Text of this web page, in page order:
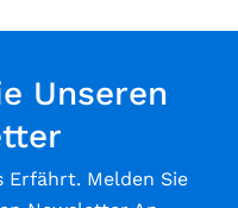
Unseren
Erfährt. Melden Sie